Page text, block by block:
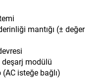
mantığı (± değer
modülü
isteğe bağlı)